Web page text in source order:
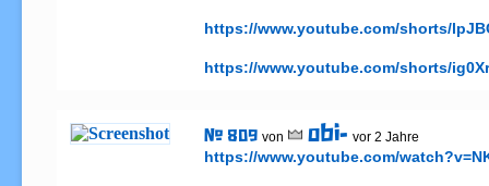
https://www.youtube.com/shorts/
https://www.youtube.com/shorts/
# 809 von obi- vor 2 Jahre
https://www.youtube.com/